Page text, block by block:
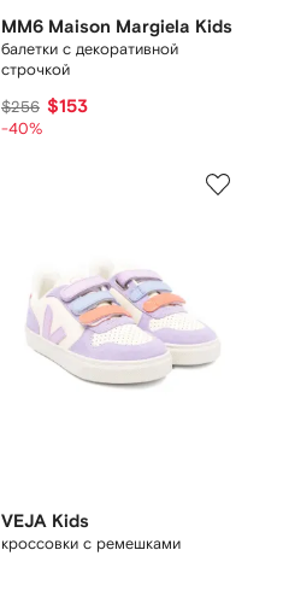
MM6 Maison Margiela Kids
балетки с декоративной
строчкой
$256 $153
-40%
VEJA Kids
кроссовки с ремешками